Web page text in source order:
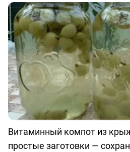
Витаминный компот из
простые заготовки —